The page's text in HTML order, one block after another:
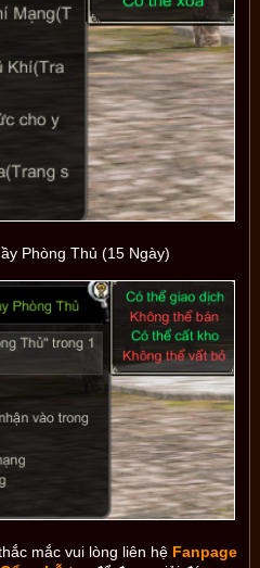
Phòng Thủ (15 Ngày)
mắc vui lòng liên hệ Fanpage